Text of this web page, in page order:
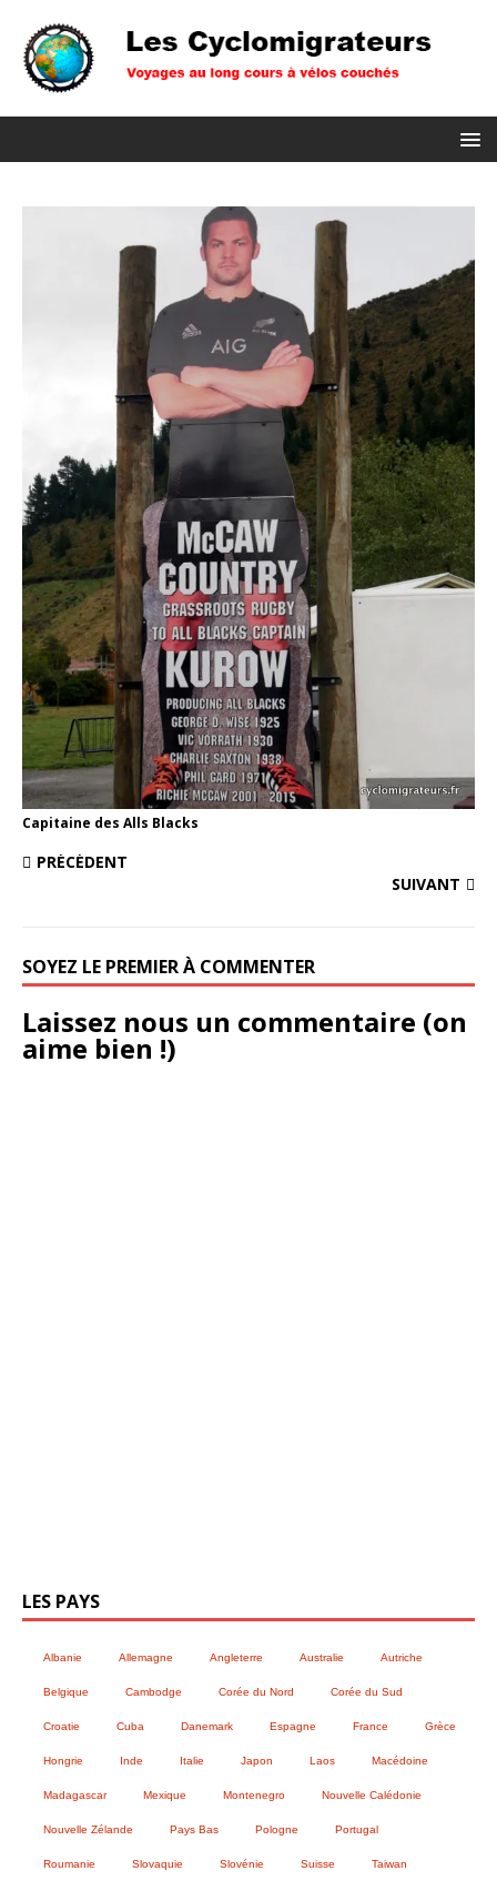
Capitaine des Alls Blacks
PRÉCÉDENT
SUIVANT
SOYEZ LE PREMIER À COMMENTER
Laissez nous un commentaire (on
aime bien !)
LES PAYS
Albanie Allemagne Angleterre Australie Autriche
Belgique Cambodge Corée du Nord Corée du Sud
Croatie Cuba Danemark Espagne France Grèce
Hongrie Inde Italie Japon Laos Macédoine
Madagascar Mexique Montenegro Nouvelle Calédonie
Nouvelle Zélande Pays Bas Pologne Portugal
Roumanie Slovaquie Slovénie Suisse Taiwan